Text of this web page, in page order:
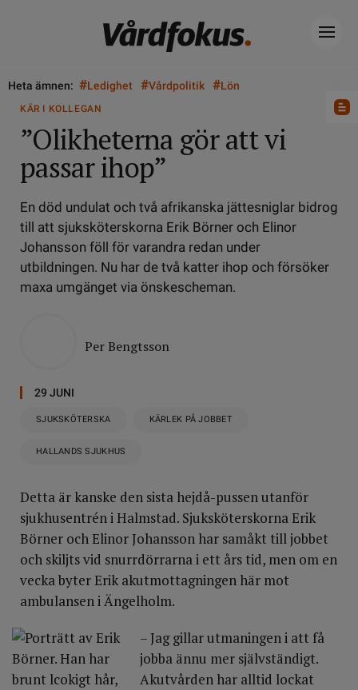
Heta ämnen: #Ledighet #Vårdpolitik #Lön
KÄR I KOLLEGAN
”Olikheterna gör att vi
passar ihop”
En död undulat och två afrikanska jättesniglar bidrog
till att sjuksköterskorna Erik Börner och Elinor
Johansson föll för varandra redan under
utbildningen. Nu har de två katter ihop och försöker
maxa umgänget via önskescheman.
Per Bengtsson
29 JUNI
SJUKSKÖTERSKA KÄRLEK PÅ JOBBET
HALLANDS SJUKHUS
Detta är kanske den sista hejdå-pussen utanför
sjukhusentrén i Halmstad. Sjuksköterskorna Erik
Börner och Elinor Johansson har samåkt till jobbet
och skiljts vid snurrdörrarna i ett års tid, men om en
vecka byter Erik akutmottagningen här mot
ambulansen i Ängelholm.
– Jag gillar utmaningen i att få
jobba ännu mer självständigt.
Akutvården har alltid lockat